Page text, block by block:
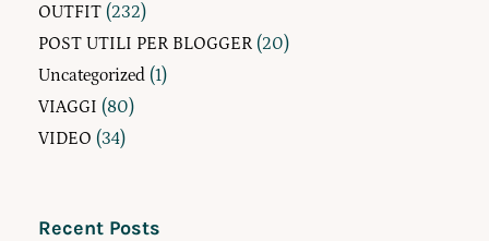
OUTFIT (232)
POST UTILI PER BLOGGER (20)
Uncategorized (1)
VIAGGI (80)
VIDEO (34)
Recent Posts